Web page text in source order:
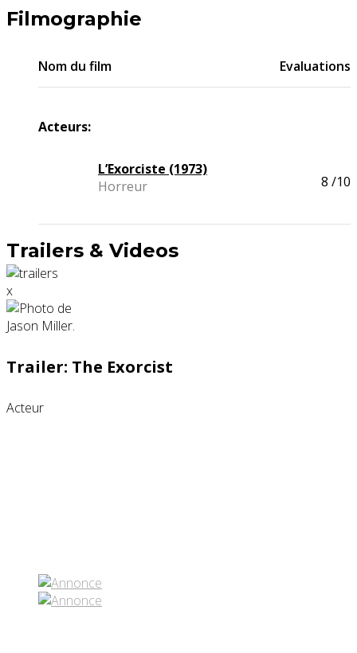
Filmographie
Nom du film Evaluations
Acteurs:
L’Exorciste (1973)
Horreur
8 /10
Trailers & Videos
x
Trailer: The Exorcist
Acteur